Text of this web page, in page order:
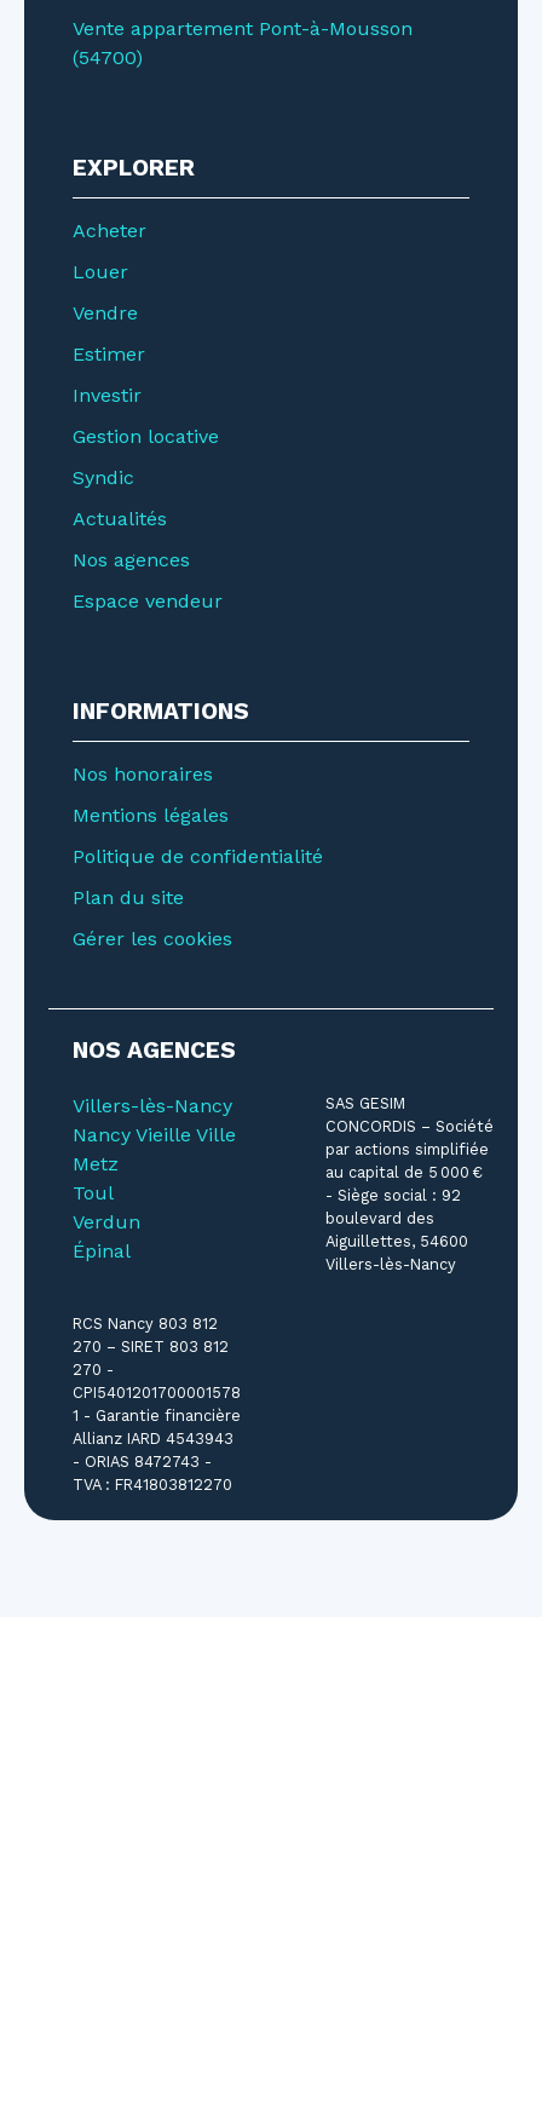
Vente appartement Pont-à-Mousson
(54700)
EXPLORER
Acheter
Louer
Vendre
Estimer
Investir
Gestion locative
Syndic
Actualités
Nos agences
Espace vendeur
INFORMATIONS
Nos honoraires
Mentions légales
Politique de confidentialité
Plan du site
Gérer les cookies
NOS AGENCES
Villers-lès-Nancy
Nancy Vieille Ville
Metz
Toul
Verdun
Épinal
SAS GESIM
CONCORDIS – Société
par actions simplifiée
au capital de 5 000 €
- Siège social : 92
boulevard des
Aiguillettes, 54600
Villers-lès-Nancy
RCS Nancy 803 812
270 – SIRET 803 812
270 -
CPI5401201700001578
1 - Garantie financière
Allianz IARD 4543943
- ORIAS 8472743 -
TVA : FR41803812270